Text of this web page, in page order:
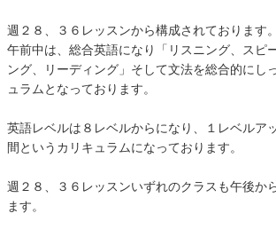
週２８、３６レッスンから構成されております
午前中は、総合英語になり「リスニング、スピ
ング、リーディング」そして文法を総合的にし
ュラムとなっております。
英語レベルは８レベルからになり、１レベルア
間というカリキュラムになっております。
週２８、３６レッスンいずれのクラスも午後か
ます。